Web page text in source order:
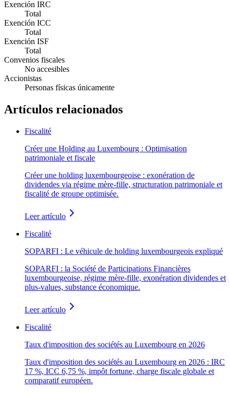
Exención IRC
Total
Exención ICC
Total
Exención ISF
Total
Convenios fiscales
No accesibles
Accionistas
Personas físicas únicamente
Artículos relacionados
Fiscalité
Créer une Holding au Luxembourg : Optimisation
patrimoniale et fiscale
Créer une holding luxembourgeoise : exonération de
dividendes via régime mère-fille, structuration patrimoniale et
fiscalité de groupe optimisée.
Leer artículo
Fiscalité
SOPARFI : Le véhicule de holding luxembourgeois expliqué
SOPARFI : la Société de Participations Financières
luxembourgeoise, régime mère-fille, exonération dividendes et
plus-values, substance économique.
Leer artículo
Fiscalité
Taux d'imposition des sociétés au Luxembourg en 2026
Taux d'imposition des sociétés au Luxembourg en 2026 : IRC
17 %, ICC 6,75 %, impôt fortune, charge fiscale globale et
comparatif européen.